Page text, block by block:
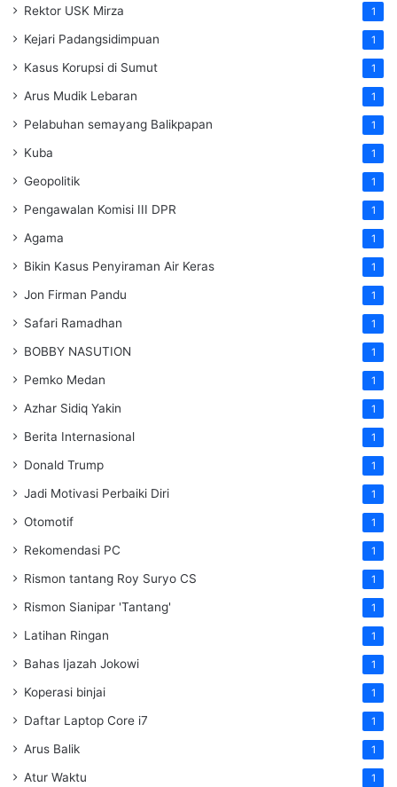
Rektor USK Mirza 1
Kejari Padangsidimpuan 1
Kasus Korupsi di Sumut 1
Arus Mudik Lebaran 1
Pelabuhan semayang Balikpapan 1
Kuba 1
Geopolitik 1
Pengawalan Komisi III DPR 1
Agama 1
Bikin Kasus Penyiraman Air Keras 1
Jon Firman Pandu 1
Safari Ramadhan 1
BOBBY NASUTION 1
Pemko Medan 1
Azhar Sidiq Yakin 1
Berita Internasional 1
Donald Trump 1
Jadi Motivasi Perbaiki Diri 1
Otomotif 1
Rekomendasi PC 1
Rismon tantang Roy Suryo CS 1
Rismon Sianipar 'Tantang' 1
Latihan Ringan 1
Bahas Ijazah Jokowi 1
Koperasi binjai 1
Daftar Laptop Core i7 1
Arus Balik 1
Atur Waktu 1